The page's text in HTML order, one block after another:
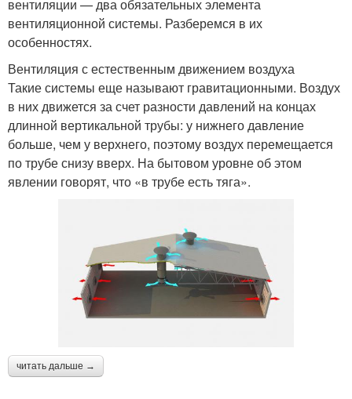
вентиляции — два обязательных элемента
вентиляционной системы. Разберемся в их
особенностях.
Вентиляция с естественным движением воздуха
Такие системы еще называют гравитационными. Воздух
в них движется за счет разности давлений на концах
длинной вертикальной трубы: у нижнего давление
больше, чем у верхнего, поэтому воздух перемещается
по трубе снизу вверх. На бытовом уровне об этом
явлении говорят, что «в трубе есть тяга».
читать дальше →